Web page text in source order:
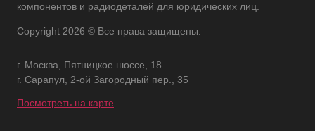
компонентов и радиодеталей для юридических лиц.
Copyright 2026 © Все права защищены.
г. Москва, Пятницкое шоссе, 18
г. Сарапул, 2-ой Загородный пер., 35
Посмотреть на карте